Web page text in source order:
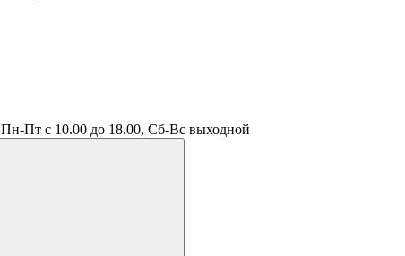
Пн-Пт с 10.00 до 18.00, Сб-Вс выходной